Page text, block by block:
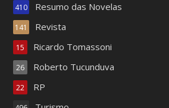
Resumo das Novelas
410
Revista
141
Ricardo Tomassoni
15
Roberto Tucunduva
26
RP
22